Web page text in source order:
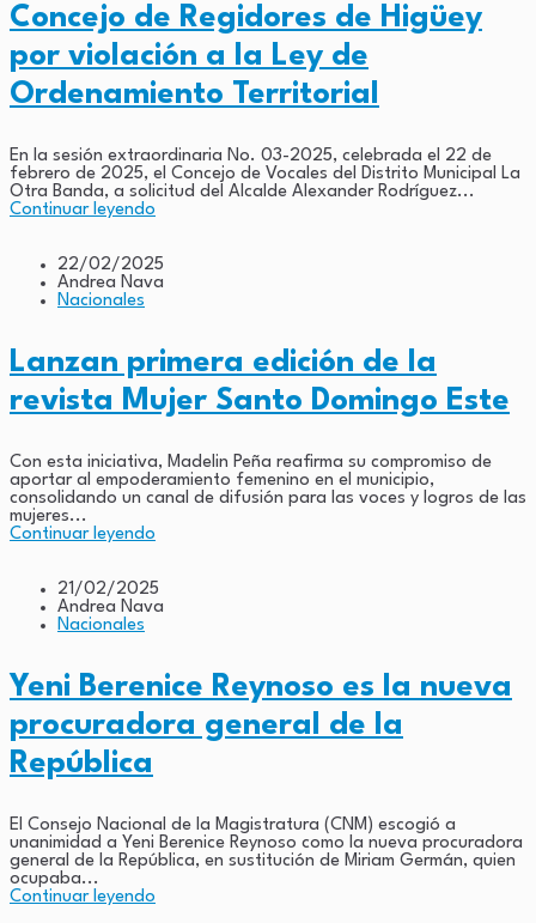
Concejo de Regidores de Higüey
por violación a la Ley de
Ordenamiento Territorial
En la sesión extraordinaria No. 03-2025, celebrada el 22 de
febrero de 2025, el Concejo de Vocales del Distrito Municipal La
Otra Banda, a solicitud del Alcalde Alexander Rodríguez...
Continuar leyendo
22/02/2025
Andrea Nava
Nacionales
Lanzan primera edición de la
revista Mujer Santo Domingo Este
Con esta iniciativa, Madelin Peña reafirma su compromiso de
aportar al empoderamiento femenino en el municipio,
consolidando un canal de difusión para las voces y logros de las
mujeres...
Continuar leyendo
21/02/2025
Andrea Nava
Nacionales
Yeni Berenice Reynoso es la nueva
procuradora general de la
República
El Consejo Nacional de la Magistratura (CNM) escogió a
unanimidad a Yeni Berenice Reynoso como la nueva procuradora
general de la República, en sustitución de Miriam Germán, quien
ocupaba...
Continuar leyendo